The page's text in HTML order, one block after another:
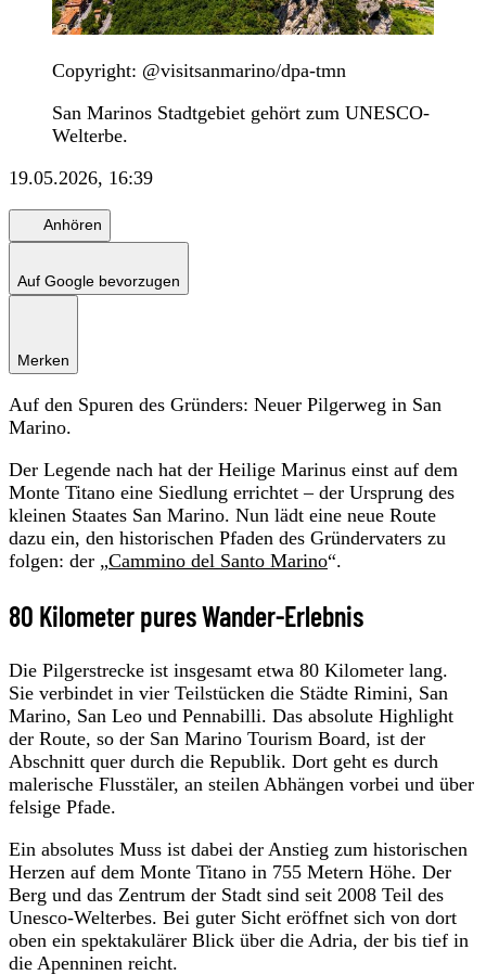
Copyright: @visitsanmarino/dpa-tmn
San Marinos Stadtgebiet gehört zum UNESCO-
Welterbe.
19.05.2026, 16:39
Anhören
Auf Google bevorzugen
Merken
Auf den Spuren des Gründers: Neuer Pilgerweg in San
Marino.
Der Legende nach hat der Heilige Marinus einst auf dem
Monte Titano eine Siedlung errichtet – der Ursprung des
kleinen Staates San Marino. Nun lädt eine neue Route
dazu ein, den historischen Pfaden des Gründervaters zu
folgen: der „Cammino del Santo Marino“.
80 Kilometer pures Wander-Erlebnis
Die Pilgerstrecke ist insgesamt etwa 80 Kilometer lang.
Sie verbindet in vier Teilstücken die Städte Rimini, San
Marino, San Leo und Pennabilli. Das absolute Highlight
der Route, so der San Marino Tourism Board, ist der
Abschnitt quer durch die Republik. Dort geht es durch
malerische Flusstäler, an steilen Abhängen vorbei und über
felsige Pfade.
Ein absolutes Muss ist dabei der Anstieg zum historischen
Herzen auf dem Monte Titano in 755 Metern Höhe. Der
Berg und das Zentrum der Stadt sind seit 2008 Teil des
Unesco-Welterbes. Bei guter Sicht eröffnet sich von dort
oben ein spektakulärer Blick über die Adria, der bis tief in
die Apenninen reicht.